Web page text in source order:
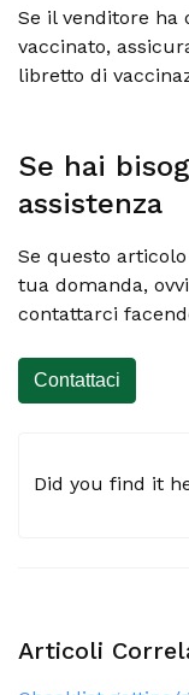
Se il venditore ha
vaccinato,
libretto di
Se hai
assistenza
Se questo
tua domanda,
contattarci
Contattaci
Did you find it
Articoli